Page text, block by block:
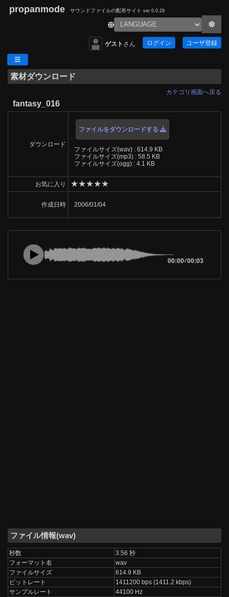
propanmode サウンドファイルの配布サイト ver 0.0.29
ゲスト さん ログイン ユーザ登録
素材ダウンロード
カテゴリ画面へ戻る
fantasy_016
ダウンロード
ファイルをダウンロードする
ファイルサイズ(wav) : 614.9 KB
ファイルサイズ(mp3) : 58.5 KB
ファイルサイズ(ogg) : 4.1 KB
お気に入り ★★★★★
作成日時 2006/01/04
00:00/00:03
ファイル情報(wav)
秒数
3.56 秒
フォーマット名
wav
ファイルサイズ
614.9 KB
ビットレート
1411200 bps (1411.2 kbps)
サンプルレート
44100 Hz